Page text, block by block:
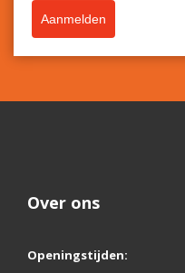
Aanmelden
Over ons
Openingstijden: